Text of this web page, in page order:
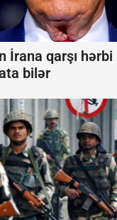
İrana qarşı hərbi
bilər